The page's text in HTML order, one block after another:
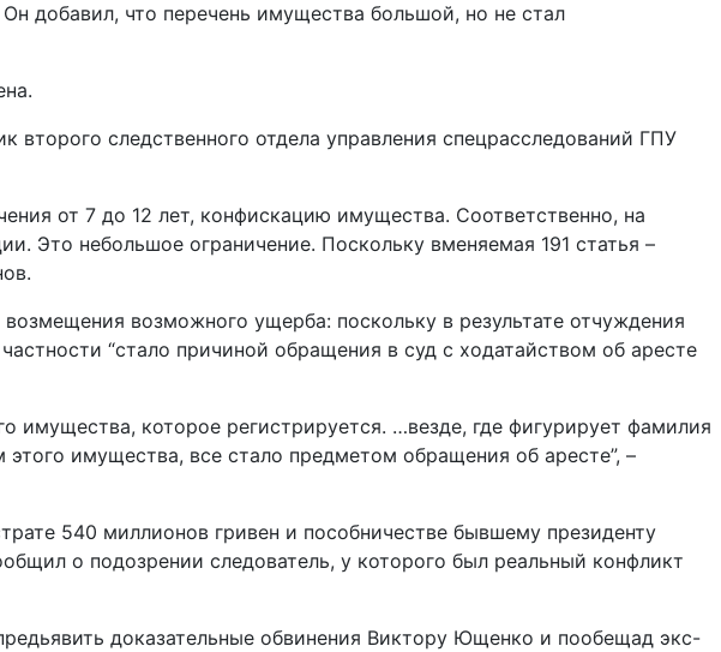
добавил, что перечень имущества большой, но не стал
следственного отдела управления спецрасследований ГПУ
от 7 до 12 лет, конфискацию имущества. Соответственно, на
Это небольшое ограничение. Поскольку вменяемая 191 статья –
возможного ущерба: поскольку в результате отчуждения
“стало причиной обращения в суд с ходатайством об аресте
которое регистрируется. …везде, где фигурирует фамилия
имущества, все стало предметом обращения об аресте”, –
540 миллионов гривен и пособничестве бывшему президенту
о подозрении следователь, у которого был реальный конфликт
доказательные обвинения Виктору Ющенко и пообещад экс-